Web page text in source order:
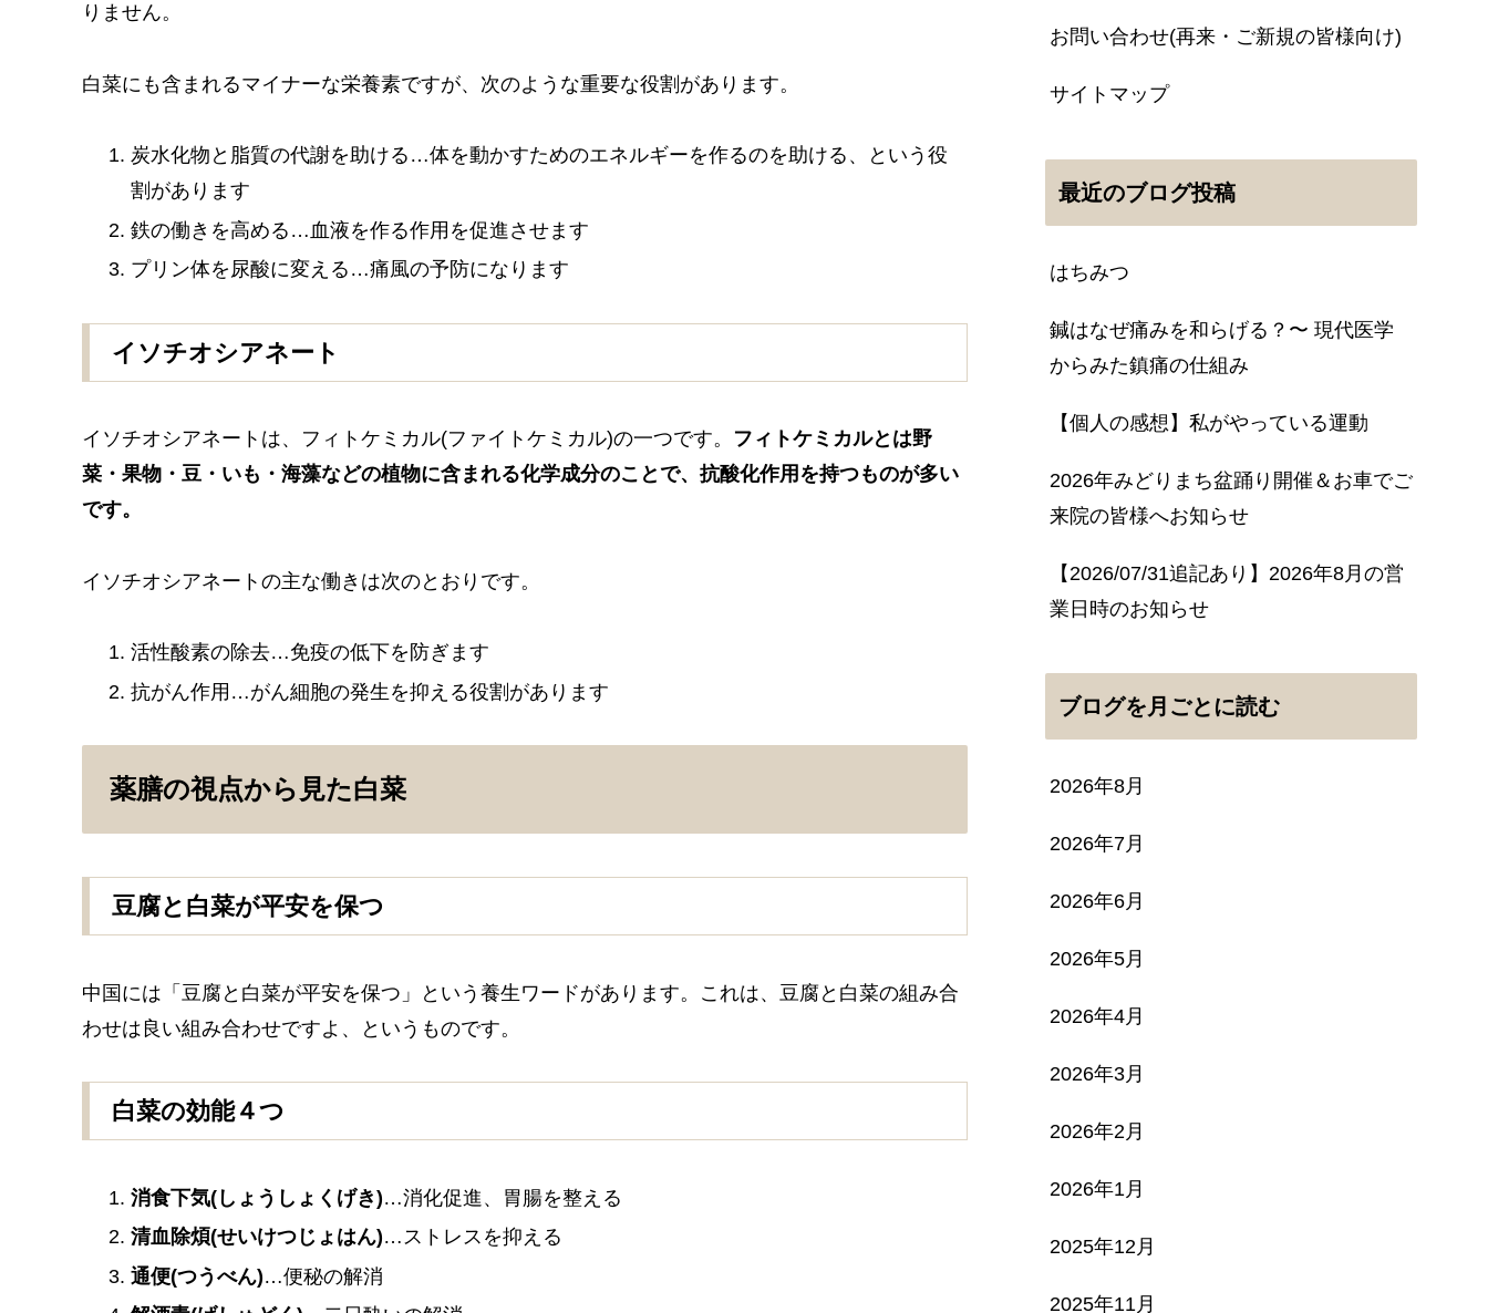
りません。
白菜にも含まれるマイナーな栄養素ですが、次のような重要な役割があります。
炭水化物と脂質の代謝を助ける…体を動かすためのエネルギーを作るのを助ける、という役
割があります
鉄の働きを高める…血液を作る作用を促進させます
プリン体を尿酸に変える…痛風の予防になります
イソチオシアネート
イソチオシアネートは、フィトケミカル(ファイトケミカル)の一つです。 フィトケミカルとは野
菜・果物・豆・いも・海藻などの植物に含まれる化学成分のことで、抗酸化作用を持つものが多い
です。
イソチオシアネートの主な働きは次のとおりです。
活性酸素の除去…免疫の低下を防ぎます
抗がん作用…がん細胞の発生を抑える役割があります
薬膳の視点から見た白菜
豆腐と白菜が平安を保つ
中国には「豆腐と白菜が平安を保つ」という養生ワードがあります。これは、豆腐と白菜の組み合
わせは良い組み合わせですよ、というものです。
白菜の効能４つ
消食下気(しょうしょくげき)…消化促進、胃腸を整える
清血除煩(せいけつじょはん)…ストレスを抑える
通便(つうべん)…便秘の解消
お問い合わせ(再来・ご新規の皆様向け)
サイトマップ
最近のブログ投稿
はちみつ
鍼はなぜ痛みを和らげる？〜 現代医学
からみた鎮痛の仕組み
【個人の感想】私がやっている運動
2026年みどりまち盆踊り開催＆お車でご
来院の皆様へお知らせ
【2026/07/31追記あり】2026年8月の営
業日時のお知らせ
ブログを月ごとに読む
2026年8月
2026年7月
2026年6月
2026年5月
2026年4月
2026年3月
2026年2月
2026年1月
2025年12月
2025年11月